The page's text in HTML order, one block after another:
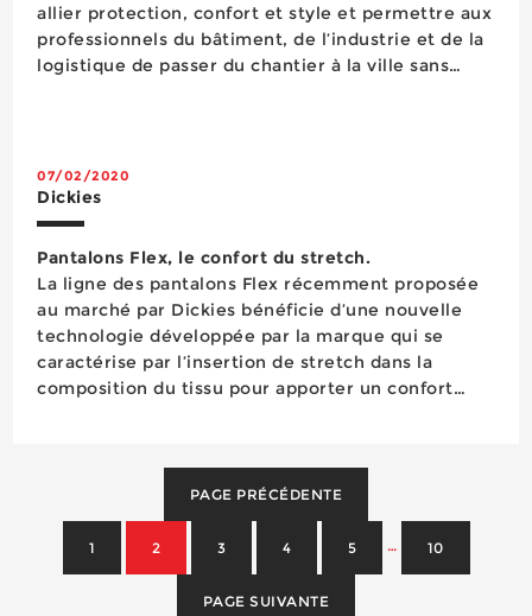
allier protection, confort et style et permettre aux
professionnels du bâtiment, de l’industrie et de la
logistique de passer du chantier à la ville sans
07/02/2020
Dickies
Pantalons Flex, le confort du stretch.
La ligne des pantalons Flex récemment proposée
au marché par Dickies bénéficie d’une nouvelle
technologie développée par la marque qui se
caractérise par l’insertion de stretch dans la
composition du tissu pour apporter un confort
PAGE PRÉCÉDENTE
1 2 3 4 5 … 10
PAGE SUIVANTE